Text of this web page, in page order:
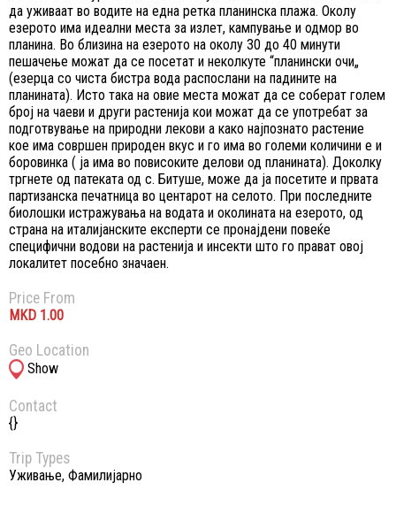
да уживаат во водите на една ретка планинска плажа. Околу
езерото има идеални места за излет, кампување и одмор во
планина. Во близина на езерото на околу 30 до 40 минути
пешачење можат да се посетат и неколкуте “планински очи„
(езерца со чиста бистра вода распослани на падините на
планината). Исто така на овие места можат да се соберат голем
број на чаеви и други растенија кои можат да се употребат за
подготвување на природни лекови а како најпознато растение
кое има совршен природен вкус и го има во големи количини е и
боровинка ( ја има во повисоките делови од планината). Доколку
тргнете од патеката од с. Битуше, може да ја посетите и првата
партизанска печатница во центарот на селото. При последните
биолошки истражувања на водата и околината на езерото, од
страна на италијанските експерти се пронајдени повеќе
специфични водови на растенија и инсекти што го прават овој
локалитет посебно значаен.
Price From
1.00
Geo Location
Show
Contact
{}
Trip Types
Уживање, Фамилијарно